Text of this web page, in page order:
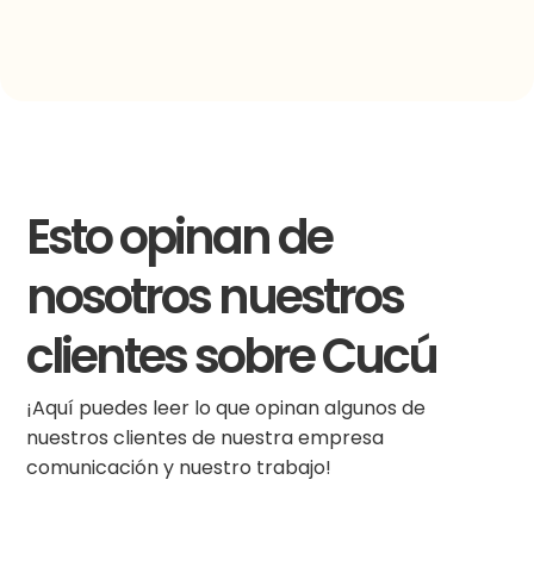
Esto opinan de
nosotros nuestros
clientes sobre Cucú
¡Aquí puedes leer lo que opinan algunos de
nuestros clientes de nuestra empresa
comunicación y nuestro trabajo!